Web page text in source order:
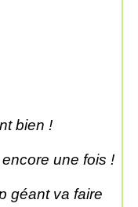
bien !
une fois !
géant va faire